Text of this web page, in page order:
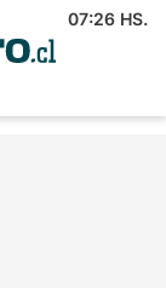
07:26 HS.